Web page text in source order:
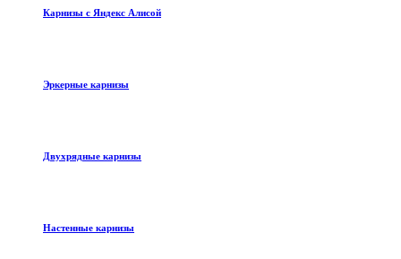
Карнизы с Яндекс Алисой
Эркерные карнизы
Двухрядные карнизы
Настенные карнизы